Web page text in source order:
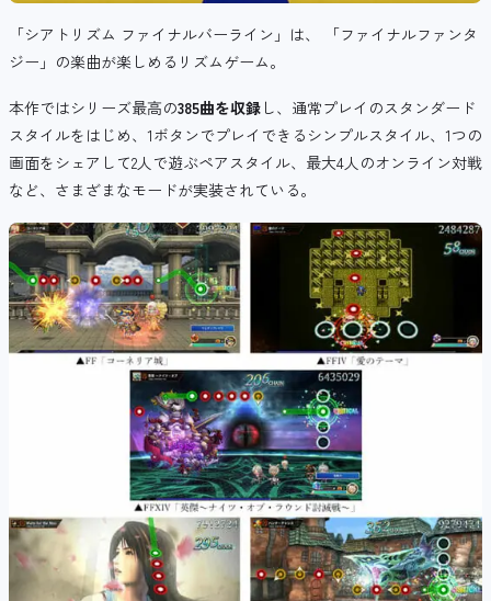
「シアトリズム ファイナルバーライン」は、 「ファイナルファンタ
ジー」の楽曲が楽しめるリズムゲーム。
本作ではシリーズ最高の385曲を収録 し、通常プレイのスタンダード
スタイルをはじめ、1ボタンでプレイできるシンプルスタイル、1つの
画面をシェアして2人で遊ぶペアスタイル、最大4人のオンライン対戦
など、さまざまなモードが実装されている。